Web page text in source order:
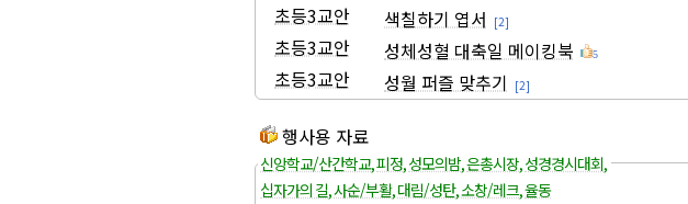
초등3교안 색칠하기 엽서 [2]
초등3교안 성체성혈 대축일 메이킹북 5
초등3교안 성월 퍼즐 맞추기 [2]
행사용 자료
신앙학교/산간학교,피정,성모의밤,은총시장,성경경시대회,
십자가의 길,사순/부활,대림/성탄,소창/레크,율동